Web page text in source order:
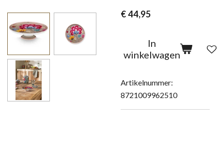
€ 44,95
In
winkelwagen
Artikelnummer:
8721009962510